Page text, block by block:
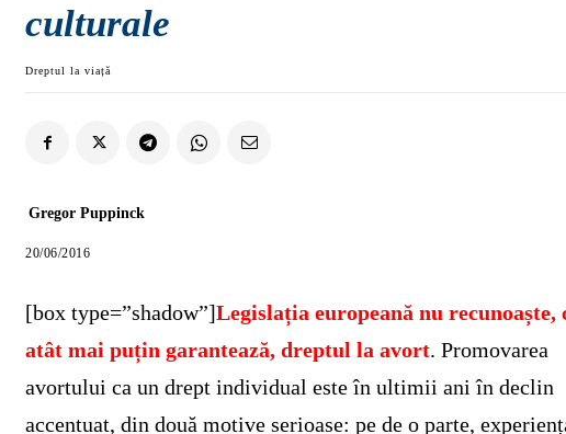
culturale
Dreptul la viață
Gregor Puppinck
20/06/2016
[box type=”shadow”]Legislația europeană nu recunoaște,
atât mai puțin garantează, dreptul la avort. Promovarea
avortului ca un drept individual este în ultimii ani în declin
accentuat, din două motive serioase: pe de o parte,